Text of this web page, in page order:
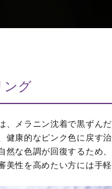
ング
、メラニン沈着で黒ずん
健康的なピンク色に戻す
然な色調が回復するため
美性を高めたい方には手